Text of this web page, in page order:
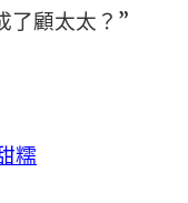
了顧太太？”
糯